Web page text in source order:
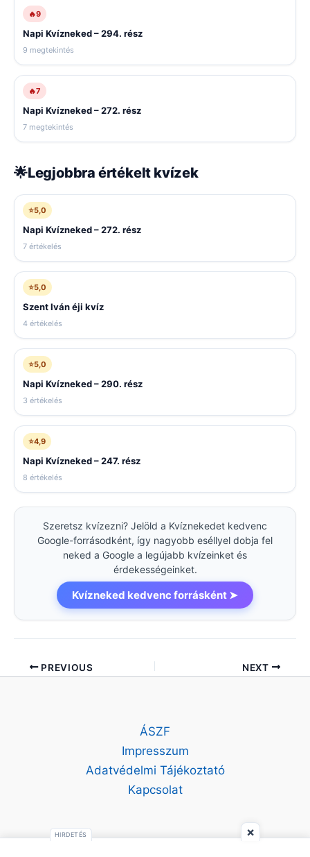
🔥9
Napi Kvízneked – 294. rész
9 megtekintés
🔥7
Napi Kvízneked – 272. rész
7 megtekintés
🌟Legjobbra értékelt kvízek
⭐5,0
Napi Kvízneked – 272. rész
7 értékelés
⭐5,0
Szent Iván éji kvíz
4 értékelés
⭐5,0
Napi Kvízneked – 290. rész
3 értékelés
⭐4,9
Napi Kvízneked – 247. rész
8 értékelés
Szeretsz kvízezni? Jelöld a Kvíznekedet kedvenc
Google-forrásodként, így nagyobb eséllyel dobja fel
neked a Google a legújabb kvízeinket és
érdekességeinket.
Kvízneked kedvenc forrásként ➤
PREVIOUS NEXT
ÁSZF
Impresszum
Adatvédelmi Tájékoztató
Kapcsolat
HIRDETÉS ×